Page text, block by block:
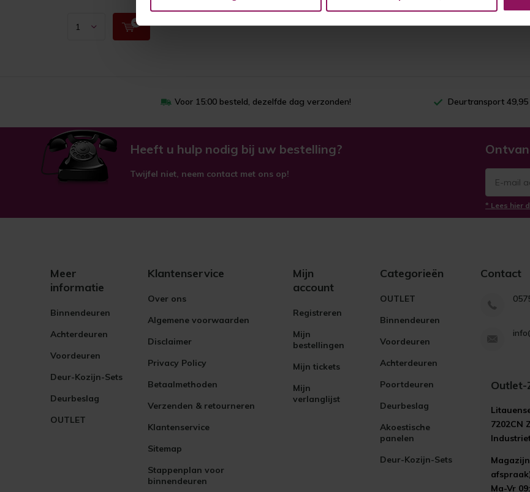
Voor 15:00 besteld, dezelfde dag verzonden! Deurtransport
Heeft u hulp nodig bij uw bestelling?
Twijfel niet, neem contact met ons op!
* Lees hier
Meer
informatie
Binnendeuren
Achterdeuren
Voordeuren
Deur-Kozijn-Sets
Deurbeslag
OUTLET
Klantenservice
Over ons
Algemene voorwaarden
Disclaimer
Privacy Policy
Betaalmethoden
Verzenden & retourneren
Klantenservice
Sitemap
Stappenplan voor
binnendeuren
Mijn
account
Registreren
Mijn
bestellingen
Mijn tickets
Mijn
verlanglijst
Categorieën
OUTLET
Binnendeuren
Voordeuren
Achterdeuren
Poortdeuren
Deurbeslag
Akoestische
panelen
Deur-Kozijn-Sets
Contact
Outlet-
7202CN
Ma-Vr